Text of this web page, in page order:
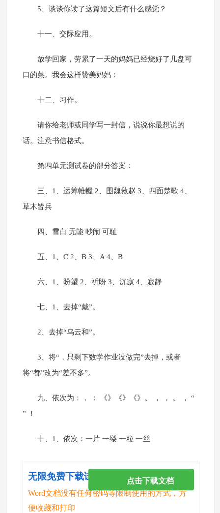
5、谈谈你读了这篇短文后有什么感觉？
十一、交际应用。
放学回家，劳累了一天的妈妈已经烧好了几盘可
口的菜。我会这样赞美妈妈：
十二、习作。
请你给老师或同学写一封信，说说你最想说的
话。注意书信格式。
第四单元测试卷的部分答案：
三、1、运筹帷幄 2、围魏救赵 3、四面楚歌 4、
草木皆兵
四、雪白 无能 吵闹 可耻
五、1、C 2、B 3、A 4、B
六、1、盼望 2、祈盼 3、沉寂 4、寂静
七、1、去掉“戴”。
2、去掉“乌云和”。
3、将“，只剩下数学作业没做完”去掉，或者
将“都”改为“差不多”。
九、依次为：， ： 《》《》《》。 ， ， 。 ， “
” ！
十、1、依次：一片 一缕 一粒 一丝
无限免费下载试卷
Word文档没有任何密码等限制使用的方式，方
便收藏和打印
点击下载文档